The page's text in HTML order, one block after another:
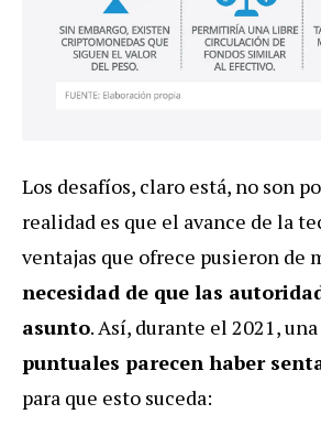
Los desafíos, claro está, no son
realidad es que el avance de la
ventajas que ofrece pusieron de
necesidad de que las
asunto. Así, durante el 2021,
puntuales parecen haber
para que esto suceda: